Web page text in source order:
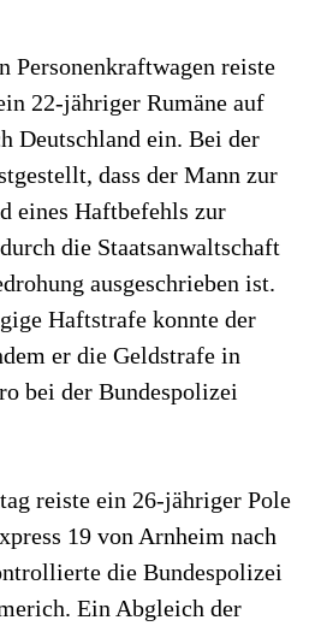
Personenkraftwagen reiste
22-jähriger Rumäne auf
Deutschland ein. Bei der
dass der Mann zur
eines Haftbefehls zur
die Staatsanwaltschaft
ausgeschrieben ist.
Haftstrafe konnte der
er die Geldstrafe in
bei der Bundespolizei
reiste ein 26-jähriger Pole
19 von Arnheim nach
die Bundespolizei
Ein Abgleich der